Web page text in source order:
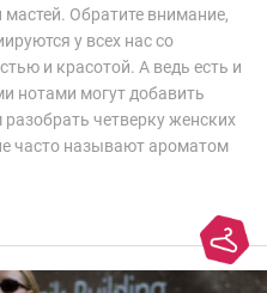
мастей. Обратите внимание,
у всех нас со
и красотой. А ведь есть и
нотами могут добавить
четверку женских
часто называют ароматом